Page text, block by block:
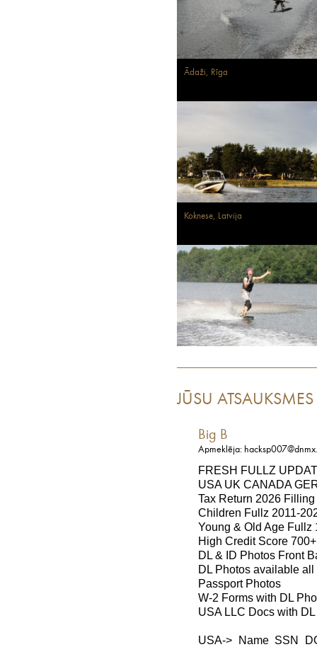
Ādaži, Rīga
Koknese, Latvija
JŪSU ATSAUKSMES
Big B
Apmeklēja:
FRESH FULLZ
USA UK CANADA
Tax Return 2026
Children Fullz 2011-
Young & Old Age Fullz
High Credit Score
DL & ID Photos Front
DL Photos available
Passport Photos
W-2 Forms with DL
USA LLC Docs with
USA-> Name SSN